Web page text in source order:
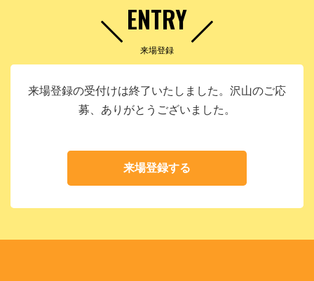
ENTRY
来場登録
来場登録の受付けは終了いたしました。沢山のご応
募、ありがとうございました。
来場登録する